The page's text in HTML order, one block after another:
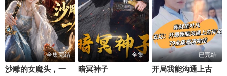
全集完结 全集
暗冥神子
已完结
开局我能沟通上古神文